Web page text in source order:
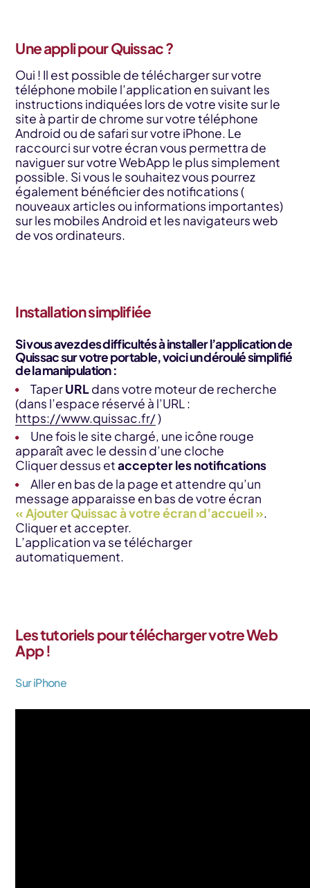
Une appli pour Quissac ?
Oui ! Il est possible de télécharger sur votre
téléphone mobile l’application en suivant les
instructions indiquées lors de votre visite sur le
site à partir de chrome sur votre téléphone
Android ou de safari sur votre iPhone. Le
raccourci sur votre écran vous permettra de
naviguer sur votre WebApp le plus simplement
possible. Si vous le souhaitez vous pourrez
également bénéficier des notifications (
nouveaux articles ou informations importantes)
sur les mobiles Android et les navigateurs web
de vos ordinateurs.
Installation simplifiée
Si vous avez des difficultés à installer l’application de
Quissac sur votre portable, voici un déroulé simplifié
de la manipulation :
TaperURLdans votre moteur de recherche
(dans l’espace réservé à l’URL :
https://www.quissac.fr/)
Une fois le site chargé, une icône rouge
apparaît avec le dessin d’une cloche
Cliquer dessus etaccepter les notifications
Aller en bas de la page et attendre qu’un
message apparaisse en bas de votre écran
« Ajouter Quissac à votre écran d’accueil ».
Cliquer et accepter.
L’application va se télécharger
automatiquement.
Les tutoriels pour télécharger votre Web
App !
Sur iPhone